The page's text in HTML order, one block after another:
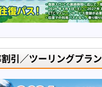
引／ツーリングプラン